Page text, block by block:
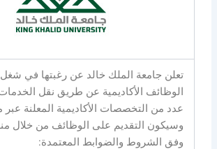
تعلن جامعة الملك خالد عن رغبتها في
الوظائف الأكاديمية عن طريق نقل
عدد من التخصصات الأكاديمية المعلنة عبر
وسيكون التقديم على الوظائف من خلال
وفق الشروط والضوابط المعتمدة: